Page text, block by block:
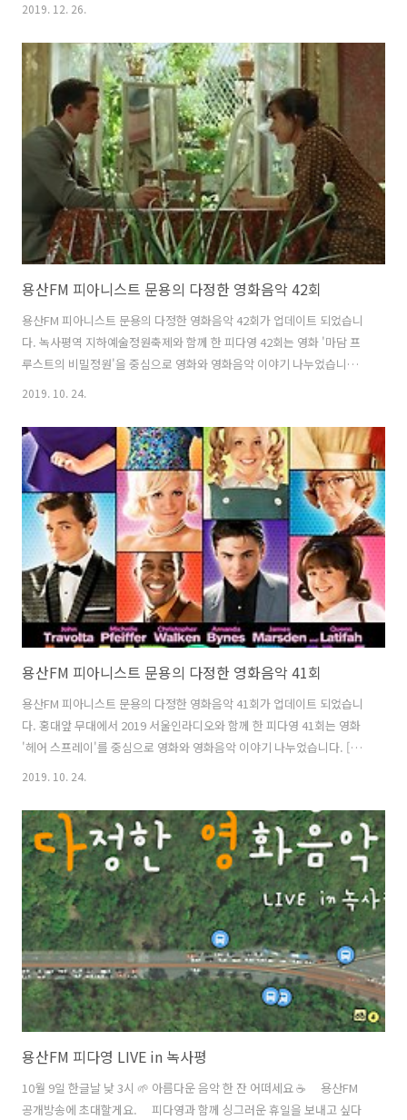
한 영화음악 43회 - 미스터 노바디 [용산FM] [용산FM] 2019-12-19 피아
니스트 문용의 다정한 영화음악 43회 : 미스터 노바디 진행: 문용 /게스
트: 만게TAra / 기술: 김문용 ◈피다영 43회차 영화 - 미스터 노바디
(Mr.Nobody , 2009) ◇ 인생은 선택의 연�� www.podty.me
http://www.podb..
2019. 12. 26.
용산FM 피아니스트 문용의 다정한 영화음악 42회
용산FM 피아니스트 문용의 다정한 영화음악 42회가 업데이트 되었습니
다. 녹사평역 지하예술정원축제와 함께 한 피다영 42회는 영화 '마담 프
루스트의 비밀정원'을 중심으로 영화와 영화음악 이야기 나누었습니다.
사평역에서 용산FM [피아니스트 문용의 다정한 영화음악] 공개방송이
있었습니다. [ 관련 포스트: https://moonyong.com/6335 ] [ 관련 보
도자료: http://mediahub.seoul.go.. moonyong.com 그럼 용산FM
피아니스트 문용의 다정한 영화음악 42회를 들어보시기 바랍니다. 댓글
과 좋..
2019. 10. 24.
용산FM 피아니스트 문용의 다정한 영화음악 41회
용산FM 피아니스트 문용의 다정한 영화음악 41회가 업데이트 되었습니
다. 홍대앞 무대에서 2019 서울인라디오와 함께 한 피다영 41회는 영화
'헤어 스프레이'를 중심으로 영화와 영화음악 이야기 나누었습니다. [관
련 포스트: https://moonyong.com/6334 ] 그럼 용산FM 피아니스트
커다란 힘이 됩니다 :) www.podty.me/episode/14230358 피아니스
트 문용의 다정한 영화음악 41회 - 헤어스프레이 2019 서울인라디오 공
개방송 [용산FM] 피아니스트 문용의 다정한 영화음악 41회 [용산FM] *
진행: 문용 / 게스트: 만게TAra / 기술: 마포FM ◇ 홍대앞 2019서울인라
디오에 참가한 피다영! ..
2019. 10. 24.
용산FM 피다영 LIVE in 녹사평
10월 9일 한글날 낮 3시 🌱 아름다운 음악 한 잔 어떠세요 ☕️ ⠀ 용산FM
공개방송에 초대할게요. ⠀ 피다영과 함께 싱그러운 휴일을 보내고 싶다